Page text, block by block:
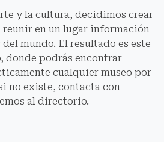
y la cultura, decidimos crear
reunir en un lugar información
mundo. El resultado es este
podrás encontrar
cualquier museo por
no existe, contacta con
al directorio.